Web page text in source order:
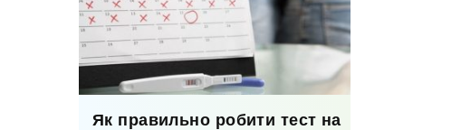
Як правильно робити тест на